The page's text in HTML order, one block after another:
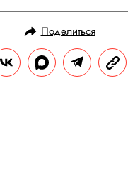
Поделиться